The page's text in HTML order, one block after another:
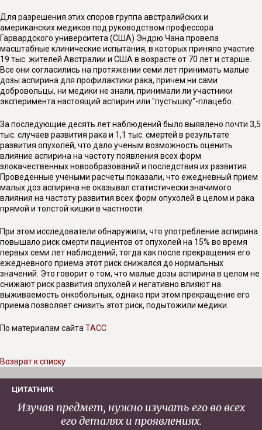
Для разрешения этих споров группа австралийских и
американских медиков под руководством профессора
Гарвардского университета (США) Эндрю Чана провела
масштабные клинические испытания, в которых приняло участие
19 тыс. жителей Австралии и США в возрасте от 70 лет и старше.
Все они согласились на протяжении семи лет принимать малые
дозы аспирина для профилактики рака, причем ни сами
добровольцы, ни медики не знали, принимали ли участники
эксперимента настоящий аспирин или "пустышку"-плацебо.
За последующие десять лет наблюдений было выявлено почти 3,5
тыс. случаев развития рака и 1,1 тыс. смертей в результате
развития опухолей, что дало ученым возможность оценить
влияние аспирина на частоту появления всех форм
злокачественных новообразований и последствия их развития.
Проведенные учеными расчеты показали, что ежедневный прием
малых доз аспирина не оказывал статистически значимого
влияния на частоту развития всех форм опухолей в целом и рака
прямой и толстой кишки в частности.
При этом исследователи обнаружили, что употребление аспирина
повышало риск смерти пациентов от опухолей на 15% во время
первых семи лет наблюдений, тогда как после прекращения его
ежедневного приема этот риск снижался до нормальных
значений. Это говорит о том, что малые дозы аспирина в целом не
снижают риск развития опухолей и негативно влияют на
выживаемость онкобольных, однако при этом прекращение его
приема позволяет снизить этот риск, подытожили медики.
По материалам сайта ТАСС
Возврат к списку
ЦИТАТНИК
Изучая предмет, нужно изучать его во всех
его деталях и проявлениях.